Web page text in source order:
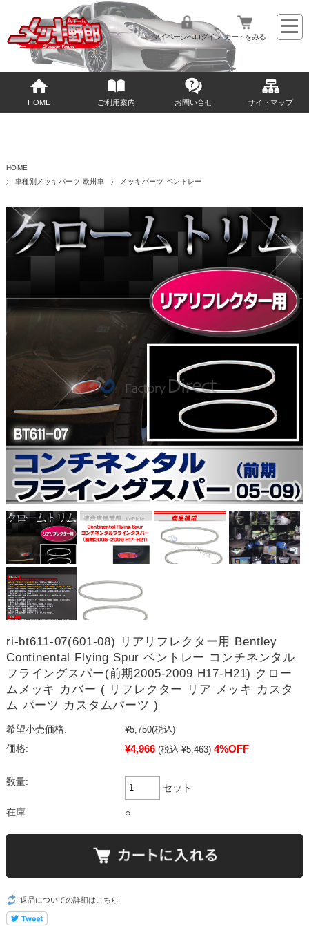
マイページへログイン カートをみる
HOME ご利用案内 お問い合せ サイトマップ
HOME
車種別メッキパーツ-欧州車
メッキパーツ-ベントレー
ri-bt611-07(601-08) リアリフレクター用 Bentley
Continental Flying Spur ベントレー コンチネンタル
フライングスパー(前期2005-2009 H17-H21) クロー
ムメッキ カバー ( リフレクター リア メッキ カスタ
ム パーツ カスタムパーツ )
希望小売価格: ¥5,750(税込)
価格:
¥4,966 (税込 ¥5,463) 4%OFF
数量:
セット
在庫: ○
返品についての詳細はこちら